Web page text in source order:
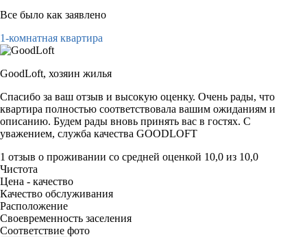
Все было как заявлено
1-комнатная квартира
GoodLoft, хозяин жилья
Спасибо за ваш отзыв и высокую оценку. Очень рады, что
квартира полностью соответствовала вашим ожиданиям и
описанию. Будем рады вновь принять вас в гостях. С
уважением, служба качества GOODLOFT
1 отзыв о проживании со средней оценкой 10,0 из 10,0
Чистота
Цена - качество
Качество обслуживания
Расположение
Своевременность заселения
Соответствие фото